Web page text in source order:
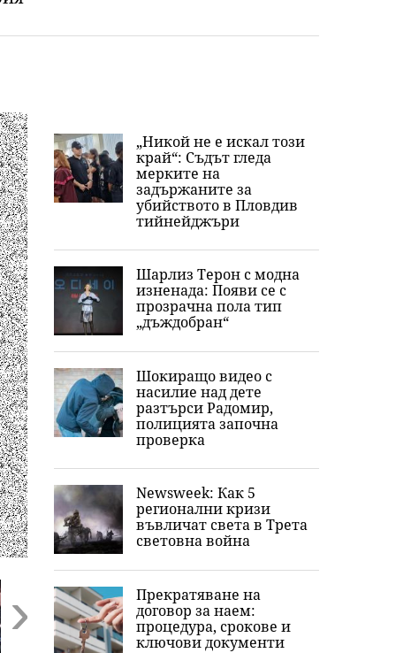
„Никой не е искал този
край“: Съдът гледа
мерките на
задържаните за
убийството в Пловдив
тийнейджъри
Шарлиз Терон с модна
изненада: Появи се с
прозрачна пола тип
„дъждобран“
Шокиращо видео с
насилие над дете
разтърси Радомир,
полицията започна
проверка
Newsweek: Как 5
регионални кризи
въвличат света в Трета
световна война
Прекратяване на
договор за наем:
процедура, срокове и
ключови документи